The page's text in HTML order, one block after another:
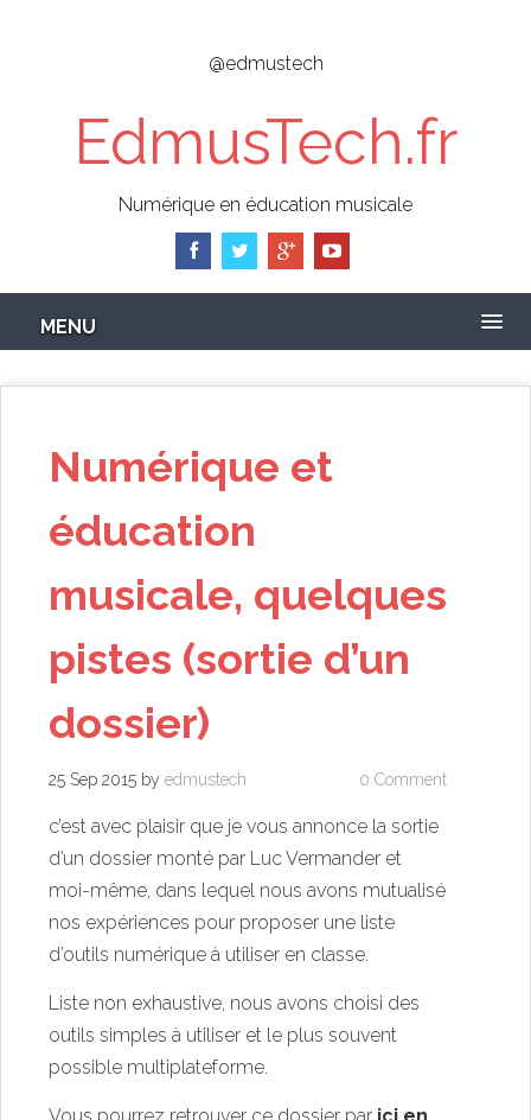
@edmustech
EdmusTech.fr
Numérique en éducation musicale
MENU
Numérique et
éducation
musicale, quelques
pistes (sortie d’un
dossier)
25 Sep 2015 by edmustech 0 Comment
c’est avec plaisir que je vous annonce la sortie
d’un dossier monté par Luc Vermander et
moi-même, dans lequel nous avons mutualisé
nos expériences pour proposer une liste
d’outils numérique à utiliser en classe.
Liste non exhaustive, nous avons choisi des
outils simples à utiliser et le plus souvent
possible multiplateforme.